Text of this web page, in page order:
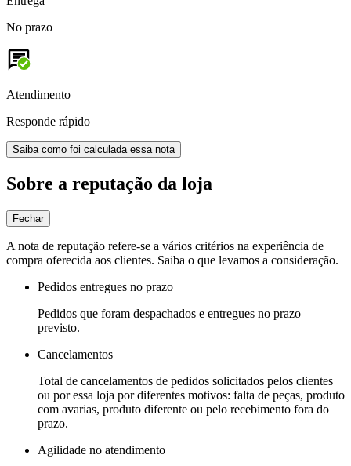
No prazo
Atendimento
Responde rápido
Saiba como foi calculada essa nota
Sobre a reputação da loja
Fechar
A nota de reputação refere-se a vários critérios na experiência de
compra oferecida aos clientes. Saiba o que levamos a consideração.
Pedidos entregues no prazo
Pedidos que foram despachados e entregues no prazo
previsto.
Cancelamentos
Total de cancelamentos de pedidos solicitados pelos clientes
ou por essa loja por diferentes motivos: falta de peças, produto
com avarias, produto diferente ou pelo recebimento fora do
prazo.
Agilidade no atendimento